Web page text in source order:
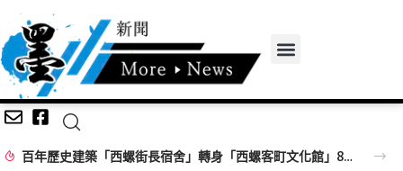
百年歷史建築「西螺街長宿舍」轉身「西螺客町文化館」8/8啟用 首展解密日治至今政治變遷史